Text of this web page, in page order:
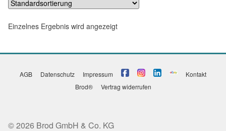
Einzelnes Ergebnis wird angezeigt
AGB Datenschutz Impressum
Kontakt
Brod®
Vertrag widerrufen
© 2026 Brod GmbH & Co. KG